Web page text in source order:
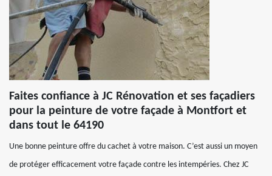
Faites confiance à JC Rénovation et ses façadiers
pour la peinture de votre façade à Montfort et
dans tout le 64190
Une bonne peinture offre du cachet à votre maison. C’est aussi un moyen
de protéger efficacement votre façade contre les intempéries. Chez JC